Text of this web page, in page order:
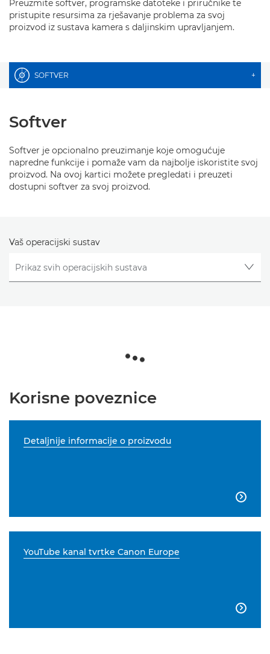
Preuzmite softver, programske datoteke i priručnike te
pristupite resursima za rješavanje problema za svoj
proizvod iz sustava kamera s daljinskim upravljanjem.
SOFTVER +
Softver
Softver je opcionalno preuzimanje koje omogućuje
napredne funkcije i pomaže vam da najbolje iskoristite svoj
proizvod. Na ovoj kartici možete pregledati i preuzeti
dostupni softver za svoj proizvod.
Vaš operacijski sustav
Korisne poveznice
Detaljnije informacije o proizvodu

YouTube kanal tvrtke Canon Europe
